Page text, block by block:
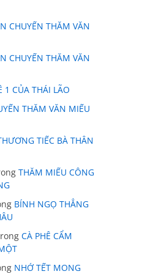
CHUYẾN THĂM VĂN
CHUYẾN THĂM VĂN
1 CỦA THÁI LÃO
THĂM VĂN MIẾU
TIẾC BÀ THÂN
THĂM MIẾU CÔNG
BÍNH NGỌ THẲNG
CÀ PHÊ CẨM
NHỚ TẾT MONG